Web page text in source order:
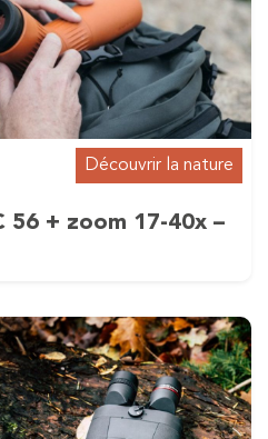
Découvrir la nature
56 + zoom 17-40x –